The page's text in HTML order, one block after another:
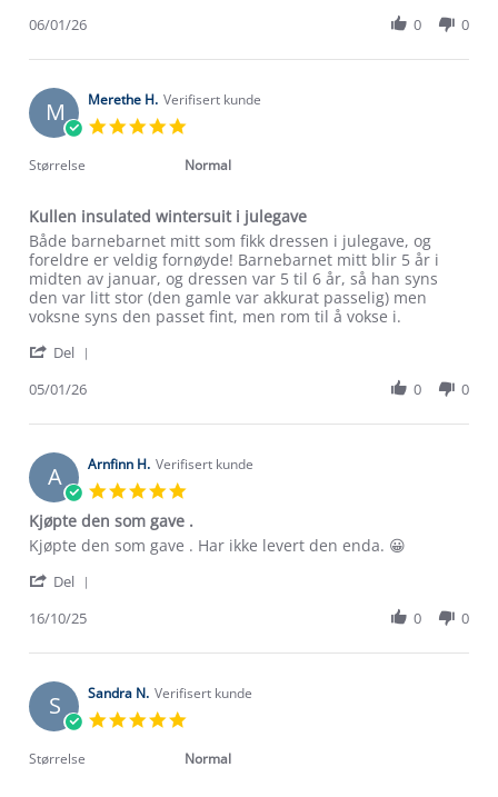
on
Jan
gitt
julegave,May
on
6
Jan
06/01/26 0 0
M Merethe H. Verifisert kunde
rating
Størrelse Normal
Kullen insulated wintersuit i julegave
Review
by
Merethe
H.
on
Jan
review
stating
Kullen
insulated
wintersuit
julegave
Både barnebarnet mitt som fikk dressen i julegave, og
foreldre er veldig fornøyde! Barnebarnet mitt blir 5 år i
midten av januar, og dressen var 5 til 6 år, så han syns
den var litt stor (den gamle var akkurat passelig) men
voksne syns den passet fint, men rom til å vokse i.
Del
Merethe
on
5
Jan
2026
05/01/26 0 0
A Arnfinn H. Verifisert kunde
rating
Kjøpte den som gave .
Review
Arnfinn
on
Oct
review
Kjøpte
som
.
Kjøpte den som gave . Har ikke levert den enda. 😀
Del
Arnfinn
on
16
Oct
16/10/25 0 0
S Sandra N. Verifisert kunde
rating
Størrelse Normal
Kundeservice
Verdigrunnlag
Klima og miljø